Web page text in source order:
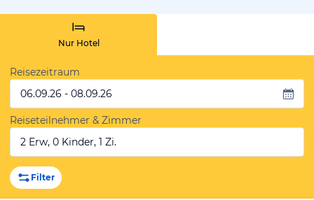
Nur Hotel
Reisezeitraum
06.09.26 - 08.09.26
Reiseteilnehmer & Zimmer
2 Erw, 0 Kinder, 1 Zi.
Filter